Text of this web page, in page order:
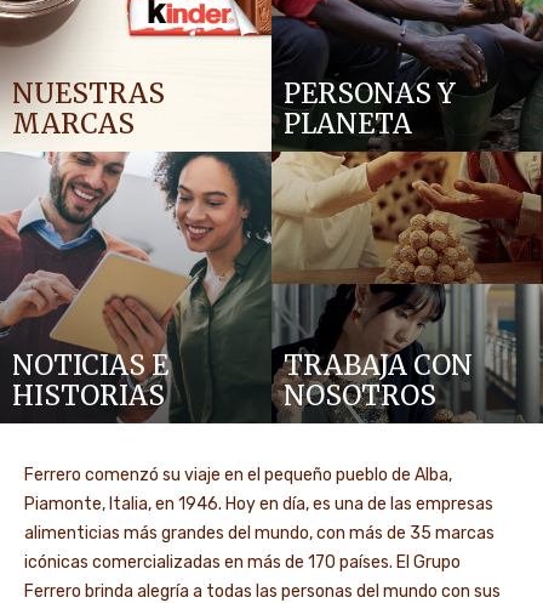
NUESTRAS
MARCAS
PERSONAS Y
PLANETA
NOTICIAS E
HISTORIAS
TRABAJA CON
NOSOTROS
Ferrero comenzó su viaje en el pequeño pueblo de Alba,
Piamonte, Italia, en 1946. Hoy en día, es una de las empresas
alimenticias más grandes del mundo, con más de 35 marcas
icónicas comercializadas en más de 170 países. El Grupo
Ferrero brinda alegría a todas las personas del mundo con sus